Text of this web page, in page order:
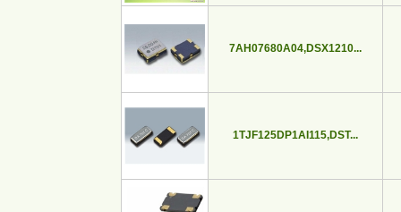
7AH07680A04,DSX1210...
1TJF125DP1AI115,DST...